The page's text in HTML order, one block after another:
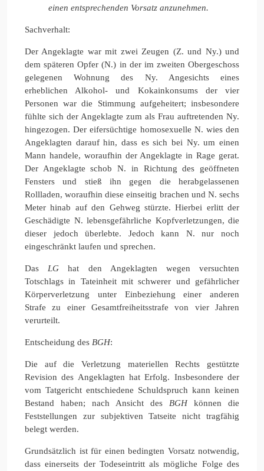
einen entsprechenden Vorsatz anzunehmen.
Sachverhalt:
Der Angeklagte war mit zwei Zeugen (Z. und Ny.) und
dem späteren Opfer (N.) in der im zweiten Obergeschoss
gelegenen Wohnung des Ny. Angesichts eines
erheblichen Alkohol- und Kokainkonsums der vier
Personen war die Stimmung aufgeheitert; insbesondere
fühlte sich der Angeklagte zum als Frau auftretenden Ny.
hingezogen. Der eifersüchtige homosexuelle N. wies den
Angeklagten darauf hin, dass es sich bei Ny. um einen
Mann handele, woraufhin der Angeklagte in Rage gerat.
Der Angeklagte schob N. in Richtung des geöffneten
Fensters und stieß ihn gegen die herabgelassenen
Rollladen, woraufhin diese einseitig brachen und N. sechs
Meter hinab auf den Gehweg stürzte. Hierbei erlitt der
Geschädigte N. lebensgefährliche Kopfverletzungen, die
dieser jedoch überlebte. Jedoch kann N. nur noch
eingeschränkt laufen und sprechen.
Das LG hat den Angeklagten wegen versuchten
Totschlags in Tateinheit mit schwerer und gefährlicher
Körperverletzung unter Einbeziehung einer anderen
Strafe zu einer Gesamtfreiheitsstrafe von vier Jahren
verurteilt.
Entscheidung des BGH:
Die auf die Verletzung materiellen Rechts gestützte
Revision des Angeklagten hat Erfolg. Insbesondere der
vom Tatgericht entschiedene Schuldspruch kann keinen
Bestand haben; nach Ansicht des BGHkönnen die
Feststellungen zur subjektiven Tatseite nicht tragfähig
belegt werden.
Grundsätzlich ist für einen bedingten Vorsatz notwendig,
dass einerseits der Todeseintritt als mögliche Folge des